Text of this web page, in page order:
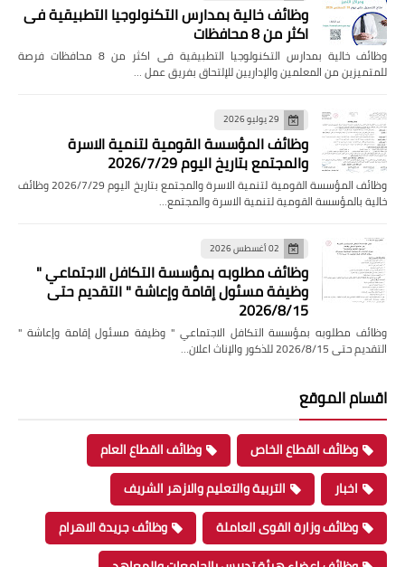
وظائف خالية بمدارس التكنولوجيا التطبيقية فى
اكثر من 8 محافظات
وظائف خالية بمدارس التكنولوجيا التطبيقية فى اكثر من 8 محافظات فرصة
للمتميزين من المعلمين والإداريين للإلتحاق بفريق عمل …
29 يوليو 2026
وظائف المؤسسة القومية لتنمية الاسرة
والمجتمع بتاريخ اليوم 2026/7/29
وظائف المؤسسة القومية لتنمية الاسرة والمجتمع بتاريخ اليوم 2026/7/29 وظائف
خالية بالمؤسسة القومية لتنمية الاسرة والمجتمع…
02 أغسطس 2026
وظائف مطلوبه بمؤسسة التكافل الاجتماعي "
وظيفة مسئول إقامة وإعاشة " التقديم حتى
2026/8/15
وظائف مطلوبه بمؤسسة التكافل الاجتماعي " وظيفة مسئول إقامة وإعاشة "
التقديم حتى 2026/8/15 للذكور والإناث اعلان…
اقسام الموقع
وظائف القطاع الخاص
وظائف القطاع العام
اخبار
التربية والتعليم والازهر الشريف
وظائف وزارة القوى العاملة
وظائف جريدة الاهرام